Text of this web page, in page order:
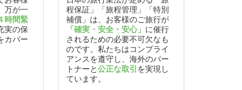
万が一
時間緊
実の保
カバー
程保証」「旅程管理」「特別
補償」は、お客様のご旅行が
「確実・安全・安心」 に催行
されるための必要不可欠なも
のです。私たちはコンプライ
アンスを遵守し、海外のパー
トナーと公正な取引 を実現し
ています。